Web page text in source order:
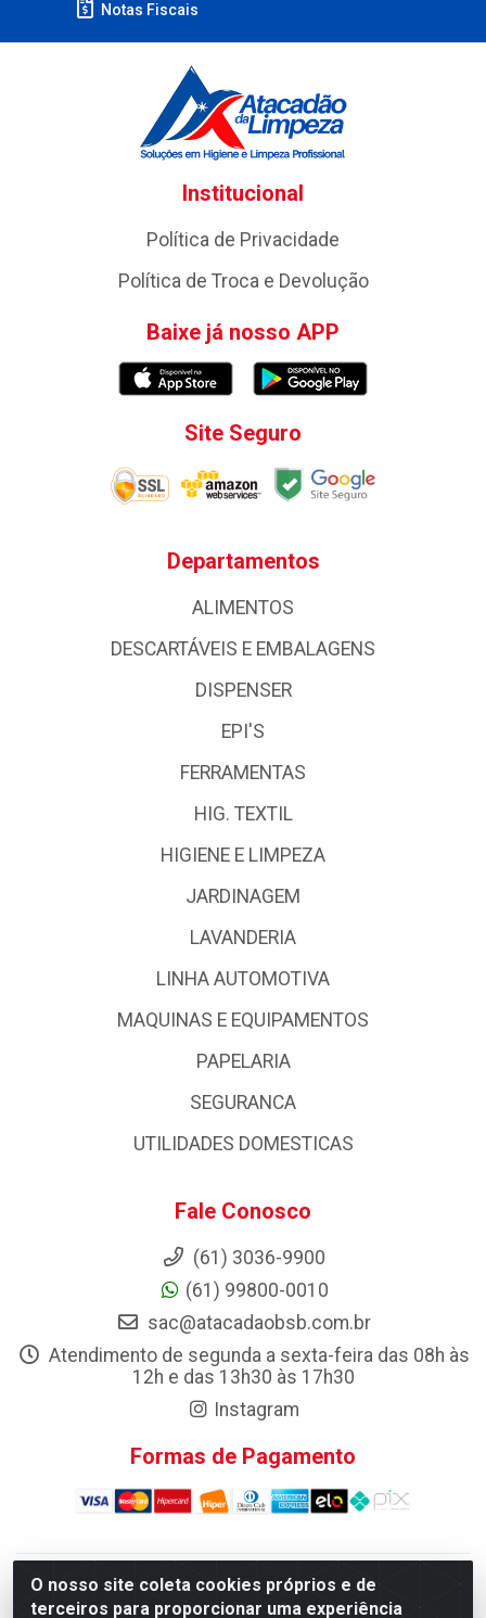
O nosso site coleta cookies próprios e de
terceiros para proporcionar uma experiência
Notas Fiscais
Institucional
Política de Privacidade
Política de Troca e Devolução
Baixe já nosso APP
Site Seguro
Departamentos
ALIMENTOS
DESCARTÁVEIS E EMBALAGENS
DISPENSER
EPI'S
FERRAMENTAS
HIG. TEXTIL
HIGIENE E LIMPEZA
JARDINAGEM
LAVANDERIA
LINHA AUTOMOTIVA
MAQUINAS E EQUIPAMENTOS
PAPELARIA
SEGURANCA
UTILIDADES DOMESTICAS
Fale Conosco
(61) 3036-9900
(61) 99800-0010
sac@atacadaobsb.com.br
Atendimento de segunda a sexta-feira das 08h às
12h e das 13h30 às 17h30
Instagram
Formas de Pagamento
Atacadao da Limpeza F. Pereira Queiroz Comercio e
Distribuicao LTDA - Quadra Qi 10 Lotes 39 e, 41 - Setor